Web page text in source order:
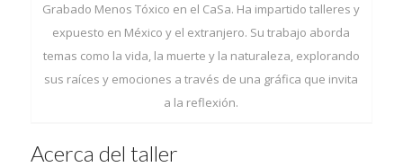
Grabado Menos Tóxico en el CaSa. Ha impartido talleres y
expuesto en México y el extranjero. Su trabajo aborda
temas como la vida, la muerte y la naturaleza, explorando
sus raíces y emociones a través de una gráfica que invita
a la reflexión.
Acerca del taller